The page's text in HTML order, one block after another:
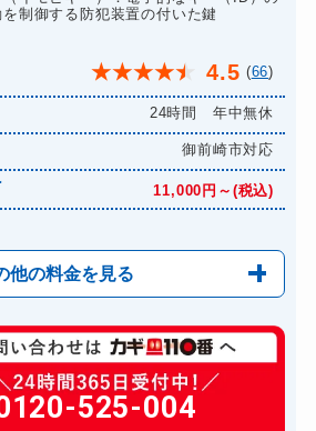
制御する防犯装置の付いた鍵
★★★★★ 4.5 (66)
24時間 年中無休
御前崎市対応
11,000円～(税込)
他の料金を見る
6,600円～(税込)
14,300円～(税込)
525-004